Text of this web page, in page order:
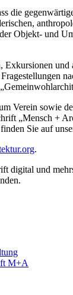
die
Objekt- und
Exkursionen und
Verein sowie
„Mensch +
Sie auf
.
digital und
M+A